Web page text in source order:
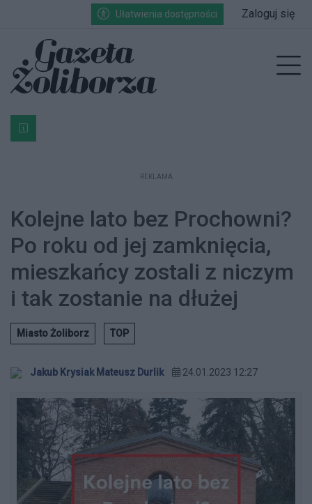
Przejdź do głównych treści
Przejdź do wyszukiwarki
Przejdź do głównego menuUłatwienia dostępności Zaloguj się
Bardzo ważna informacja dla podatników posiadających
REKLAMA
Kolejne lato bez Prochowni?
Po roku od jej zamknięcia,
mieszkańcy zostali z niczym
i tak zostanie na dłużej
Miasto Żoliborz TOP
Jakub Krysiak Mateusz Durlik 24.01.2023 12:27